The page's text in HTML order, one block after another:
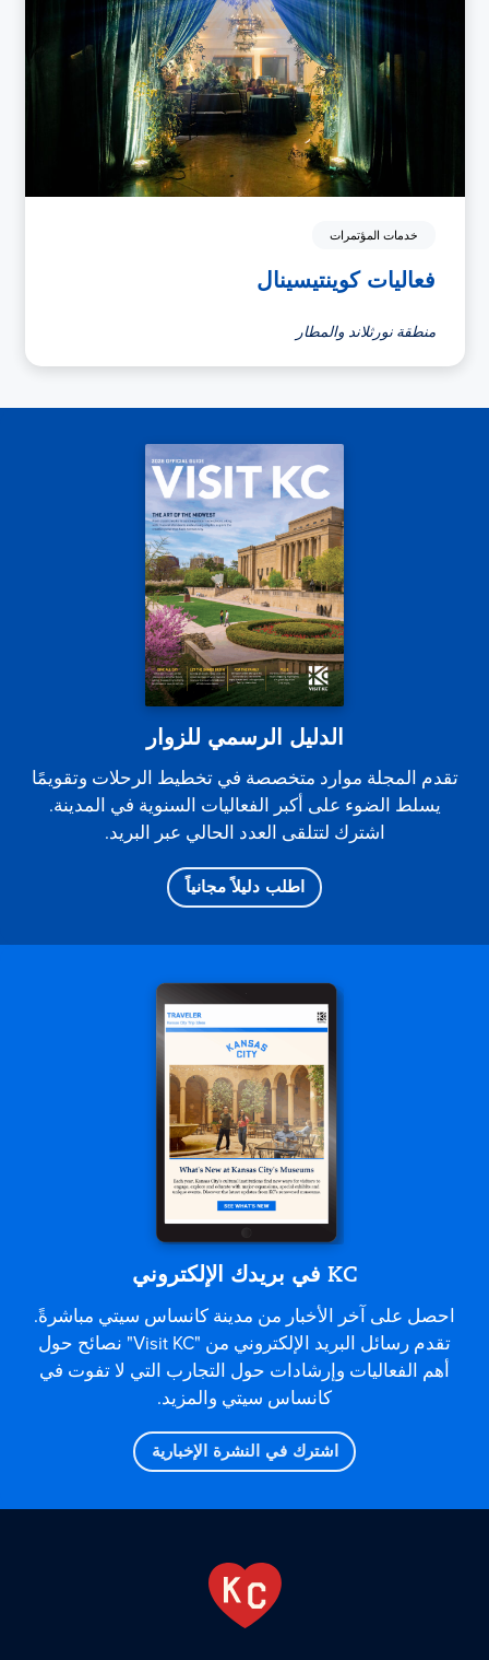
خدمات المؤتمرات
فعاليات كوينتيسينال
منطقة نورثلاند والمطار
الدليل الرسمي للزوار
تقدم المجلة موارد متخصصة في تخطيط الرحلات وتقويمًا
يسلط الضوء على أكبر الفعاليات السنوية في المدينة.
اشترك لتتلقى العدد الحالي عبر البريد.
اطلب دليلاً مجانياً
KC في بريدك الإلكتروني
احصل على آخر الأخبار من مدينة كانساس سيتي مباشرةً.
تقدم رسائل البريد الإلكتروني من "Visit KC" نصائح حول
أهم الفعاليات وإرشادات حول التجارب التي لا تفوت في
كانساس سيتي والمزيد.
اشترك في النشرة الإخبارية